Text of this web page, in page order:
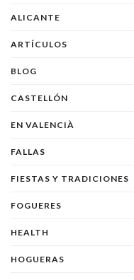
ALICANTE
ARTÍCULOS
BLOG
CASTELLÓN
EN VALENCIÀ
FALLAS
FIESTAS Y TRADICIONES
FOGUERES
HEALTH
HOGUERAS